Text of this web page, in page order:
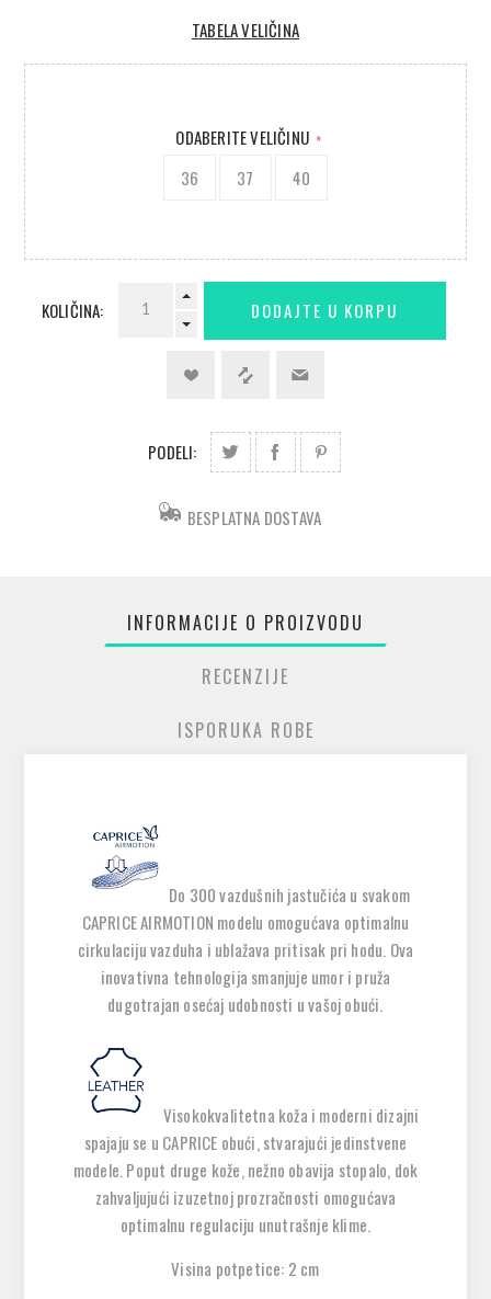
TABELA VELIČINA
ODABERITE VELIČINU *
36 37 40
KOLIČINA:
PODELI:
BESPLATNA DOSTAVA
INFORMACIJE O PROIZVODU
RECENZIJE
ISPORUKA ROBE
Do 300 vazdušnih jastučića u svakom
CAPRICE AIRMOTION modelu omogućava optimalnu
cirkulaciju vazduha i ublažava pritisak pri hodu. Ova
inovativna tehnologija smanjuje umor i pruža
dugotrajan osećaj udobnosti u vašoj obući.
Visokokvalitetna koža i moderni dizajni
spajaju se u CAPRICE obući, stvarajući jedinstvene
modele. Poput druge kože, nežno obavija stopalo, dok
zahvaljujući izuzetnoj prozračnosti omogućava
optimalnu regulaciju unutrašnje klime.
Visina potpetice: 2 cm